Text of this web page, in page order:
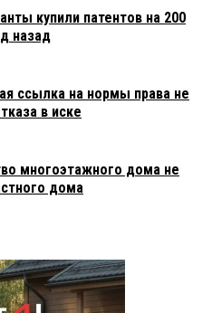
купили патентов на 200
назад
ссылка на нормы права не
в иске
многоэтажного дома не
дома